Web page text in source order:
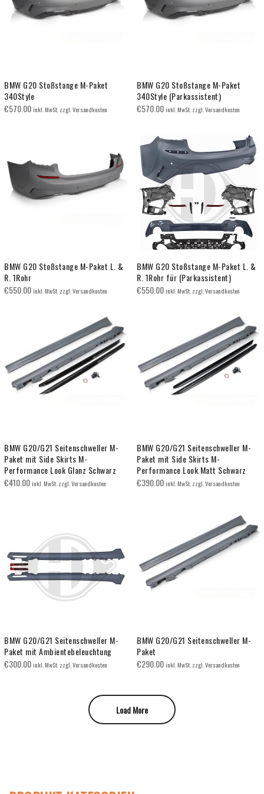
BMW G20 Stoßstange M-Paket
340Style
€570.00inkl. MwSt. zzgl. Versandkosten
BMW G20 Stoßstange M-Paket
340Style (Parkassistent)
€570.00inkl. MwSt. zzgl. Versandkosten
BMW G20 Stoßstange M-Paket L. &
R. 1Rohr
€550.00inkl. MwSt. zzgl. Versandkosten
BMW G20 Stoßstange M-Paket L. &
R. 1Rohr für (Parkassistent)
€550.00inkl. MwSt. zzgl. Versandkosten
BMW G20/G21 Seitenschweller M-
Paket mit Side Skirts M-
Performance Look Glanz Schwarz
€410.00inkl. MwSt. zzgl. Versandkosten
BMW G20/G21 Seitenschweller M-
Paket mit Side Skirts M-
Performance Look Matt Schwarz
€390.00inkl. MwSt. zzgl. Versandkosten
BMW G20/G21 Seitenschweller M-
Paket mit Ambientebeleuchtung
€300.00inkl. MwSt. zzgl. Versandkosten
BMW G20/G21 Seitenschweller M-
Paket
€290.00inkl. MwSt. zzgl. Versandkosten
Load More